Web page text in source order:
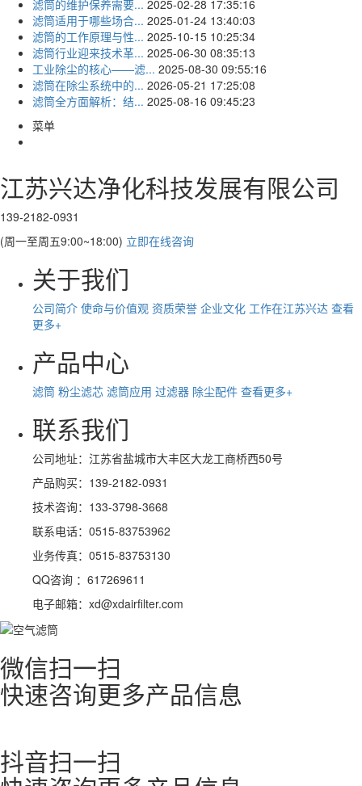
滤筒的维护保养需要... 2025-02-28 17:35:16
滤筒适用于哪些场合... 2025-01-24 13:40:03
滤筒的工作原理与性... 2025-10-15 10:25:34
滤筒行业迎来技术革... 2025-06-30 08:35:13
工业除尘的核心——滤... 2025-08-30 09:55:16
滤筒在除尘系统中的... 2026-05-21 17:25:08
滤筒全方面解析：结... 2025-08-16 09:45:23
菜单
江苏兴达净化科技发展有限公司
139-2182-0931
(周一至周五9:00~18:00) 立即在线咨询
关于我们
公司简介 使命与价值观 资质荣誉 企业文化 工作在江苏兴达 查看
更多+
产品中心
滤筒 粉尘滤芯 滤筒应用 过滤器 除尘配件 查看更多+
联系我们
公司地址：江苏省盐城市大丰区大龙工商桥西50号
产品购买：139-2182-0931
技术咨询：133-3798-3668
联系电话：0515-83753962
业务传真：0515-83753130
QQ咨询 ：617269611
电子邮箱：xd@xdairfilter.com
微信扫一扫
快速咨询更多产品信息
抖音扫一扫